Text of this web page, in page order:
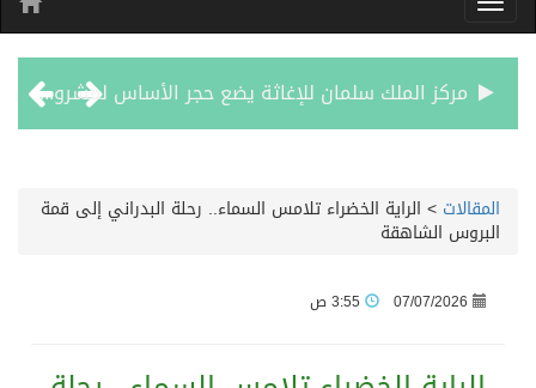
نادي سباقات الخيل يوقّع اتفاقية رعاية مع تطبيق ميدان
المقالات > الراية الخضراء تلامس السماء.. رحلة البدراني إلى قمة
البروس الشاهقة
07/07/2026